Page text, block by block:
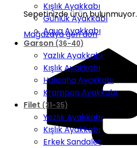
Sepetinizde ürün bulunmuyor.
Mağazaya geri dön
Kışlık Ayakkabı
Günlük Ayakkabı
Aqua Ayakkabı
Garson (36-40)
Yazlık Ayakkabı
Kışlık Ayakkabı
Halısaha Ayakkabı
Krampon Ayakkabı
Filet (31-35)
Yazlık Ayakkabı
Kışlık Ayakkabı
Erkek Sandalet